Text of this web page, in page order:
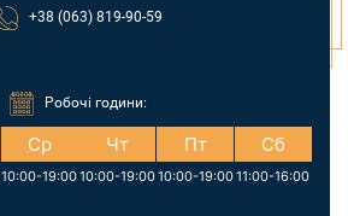
+38 (063) 819-90-59
Робочі години:
Ср
10:00-19:00
Чт
10:00-19:00
Пт
10:00-19:00
Сб
11:00-16:00